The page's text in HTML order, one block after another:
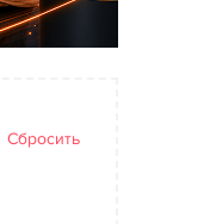
Сбросить